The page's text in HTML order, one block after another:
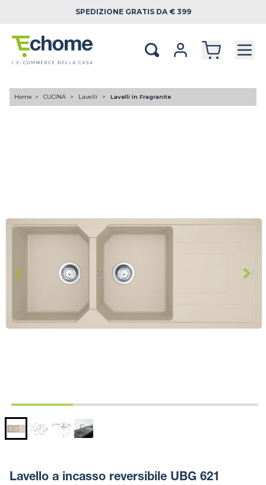
SPEDIZIONE GRATIS DA € 399
Home CUCINA Lavelli Lavelli in Fragranite
Lavello a incasso reversibile UBG 621